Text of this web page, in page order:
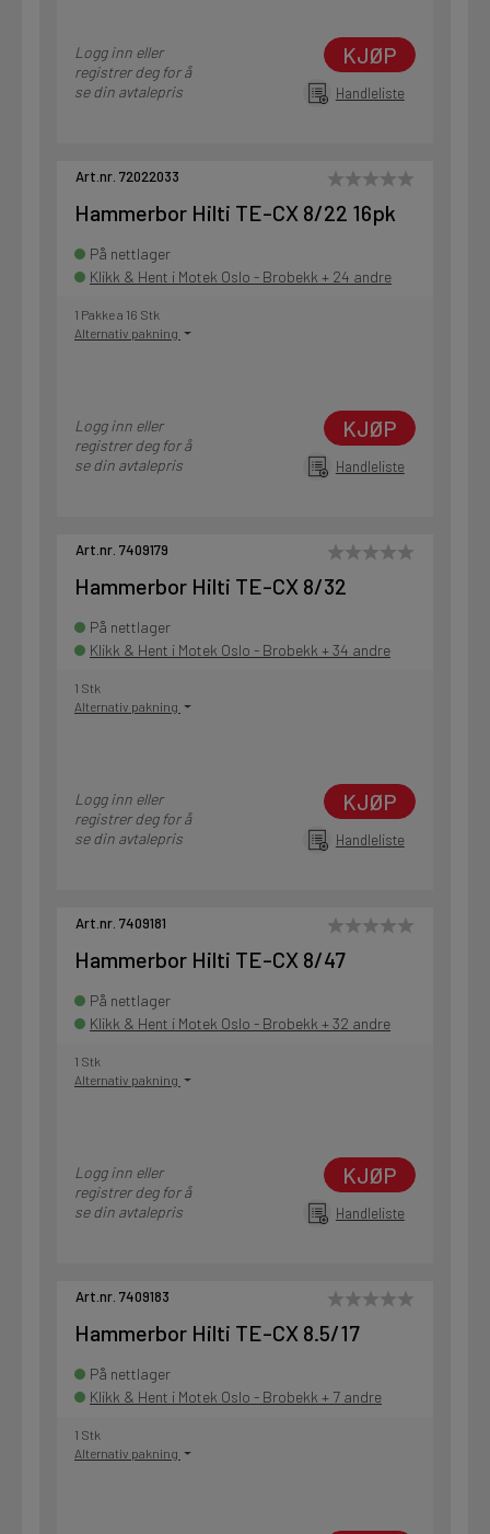
Logg inn eller
registrer deg for å
se din avtalepris
KJØP
Handleliste
Art.nr. 72022033
Hammerbor Hilti TE-CX 8/22 16pk
På nettlager
Klikk & Hent i Motek Oslo - Brobekk + 24 andre
1 Pakke a 16 Stk
Alternativ pakning
Logg inn eller
registrer deg for å
se din avtalepris
KJØP
Handleliste
Art.nr. 7409179
Hammerbor Hilti TE-CX 8/32
På nettlager
Klikk & Hent i Motek Oslo - Brobekk + 34 andre
1 Stk
Alternativ pakning
Logg inn eller
registrer deg for å
se din avtalepris
KJØP
Handleliste
Art.nr. 7409181
Hammerbor Hilti TE-CX 8/47
På nettlager
Klikk & Hent i Motek Oslo - Brobekk + 32 andre
1 Stk
Alternativ pakning
Logg inn eller
registrer deg for å
se din avtalepris
KJØP
Handleliste
Art.nr. 7409183
Hammerbor Hilti TE-CX 8.5/17
På nettlager
Klikk & Hent i Motek Oslo - Brobekk + 7 andre
1 Stk
Alternativ pakning